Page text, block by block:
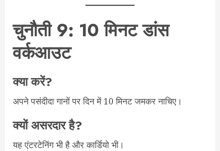
चुनौती 9: 10 मिनट डांस
वर्कआउट
क्या करें?
अपने पसंदीदा गानों पर दिन में 10 मिनट जमकर नाचिए।
क्यों असरदार है?
यह एंटरटेनिंग भी है और कार्डियो भी।